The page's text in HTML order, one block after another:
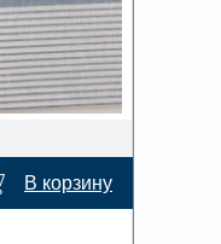
В корзину
Добавить
в
корзину